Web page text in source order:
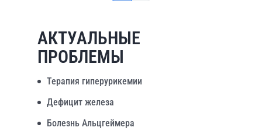
АКТУАЛЬНЫЕ
ПРОБЛЕМЫ
Терапия гиперурикемии
Дефицит железа
Болезнь Альцгеймера